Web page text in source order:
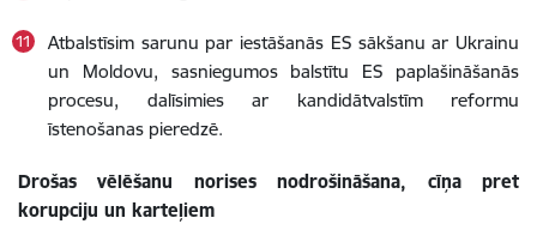
Atbalstīsim sarunu par iestāšanās ES sākšanu ar Ukrainu
un Moldovu, sasniegumos balstītu ES paplašināšanās
procesu, dalīsimies ar kandidātvalstīm reformu
īstenošanas pieredzē.
Drošas vēlēšanu norises nodrošināšana, cīņa pret
korupciju un karteļiem